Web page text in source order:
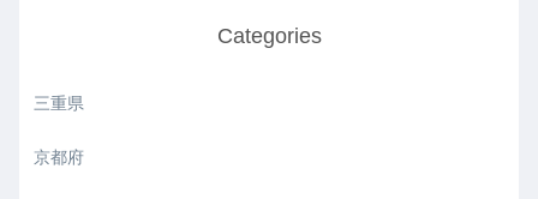
Categories
三重県
京都府